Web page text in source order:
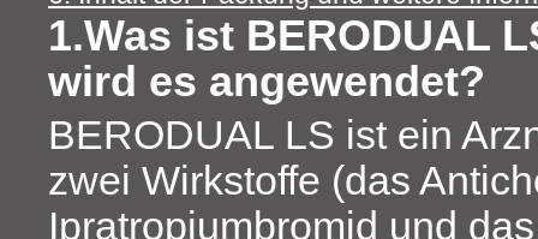
1.Was ist BERODUAL
wird es angewendet?
BERODUAL LS ist ein
zwei Wirkstoffe (das
Ipratropiumbromid und das